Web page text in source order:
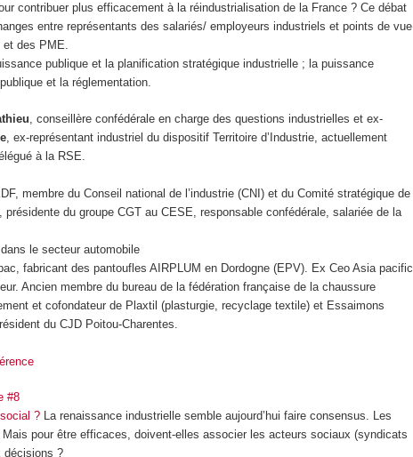
contribuer plus efficacement à la réindustrialisation de la France ? Ce débat
entre représentants des salariés/ employeurs industriels et points de vue
et des PME.
publique et la planification stratégique industrielle ; la puissance
et la réglementation.
, conseillère confédérale en charge des questions industrielles et ex-
, ex-représentant industriel du dispositif Territoire d’Industrie, actuellement
à la RSE.
membre du Conseil national de l’industrie (CNI) et du Comité stratégique de
, présidente du groupe CGT au CESE, responsable confédérale, salariée de la
le secteur automobile
fabricant des pantoufles AIRPLUM en Dordogne (EPV). Ex Ceo Asia pacific
Ancien membre du bureau de la fédération française de la chaussure
et cofondateur de Plaxtil (plasturgie, recyclage textile) et Essaimons
du CJD Poitou-Charentes.
#8
? La renaissance industrielle semble aujourd’hui faire consensus. Les
pour être efficaces, doivent-elles associer les acteurs sociaux (syndicats
décisions ?